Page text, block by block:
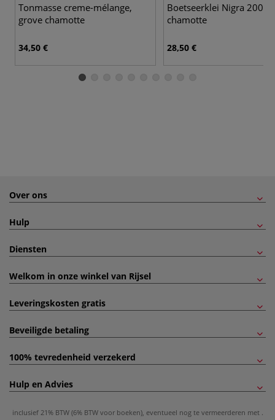
Tonmasse creme-mélange,
grove chamotte
34,50 €
Boetseerklei Nigra 2002,
chamotte
28,50 €
Over ons
Hulp
Diensten
Welkom in onze winkel van Rijsel
Leveringskosten gratis
Beveiligde betaling
100% tevredenheid verzekerd
Hulp en Advies
inclusief 21% BTW (6% BTW voor boeken), eventueel nog te vermeerderen met .